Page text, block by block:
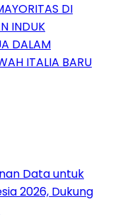
DI
INDUK
DALAM
ITALIA BARU
Data untuk
2026, Dukung